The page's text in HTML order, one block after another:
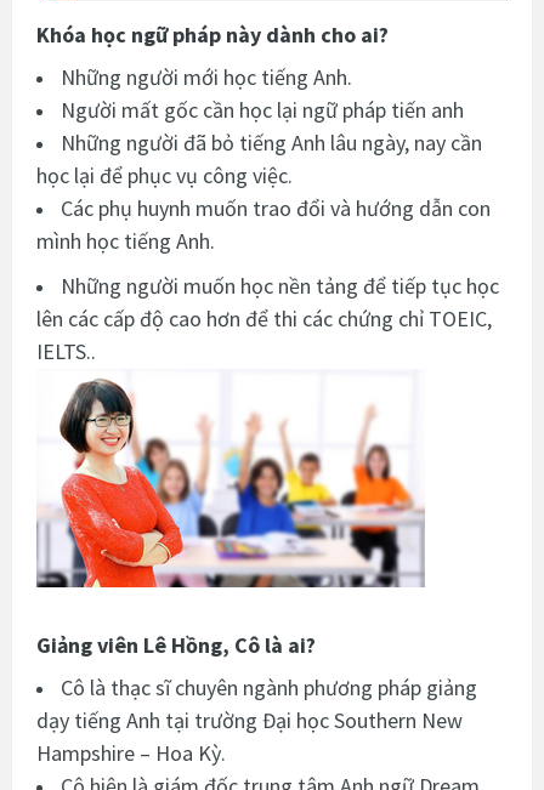
Khóa học ngữ pháp này dành cho ai?
Những người mới học tiếng Anh.
Người mất gốc cần học lại ngữ pháp tiến anh
Những người đã bỏ tiếng Anh lâu ngày, nay cần
học lại để phục vụ công việc.
Các phụ huynh muốn trao đổi và hướng dẫn con
mình học tiếng Anh.
Những người muốn học nền tảng để tiếp tục học
lên các cấp độ cao hơn để thi các chứng chỉ TOEIC,
IELTS..
Giảng viên Lê Hồng, Cô là ai?
Cô là thạc sĩ chuyên ngành phương pháp giảng
dạy tiếng Anh tại trường Đại học Southern New
Hampshire – Hoa Kỳ.